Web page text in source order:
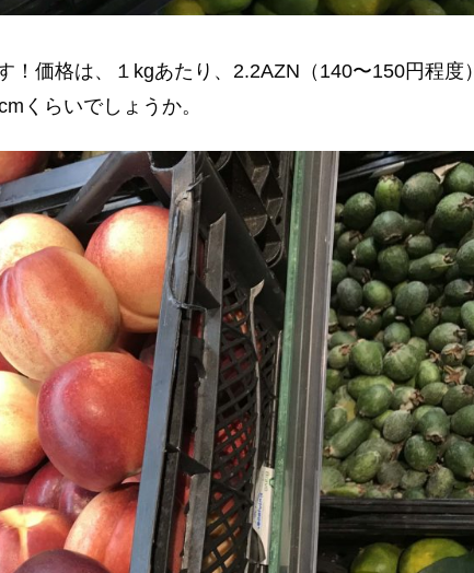
価格は、１kgあたり、2.2AZN（140〜150円程度）
くらいでしょうか。